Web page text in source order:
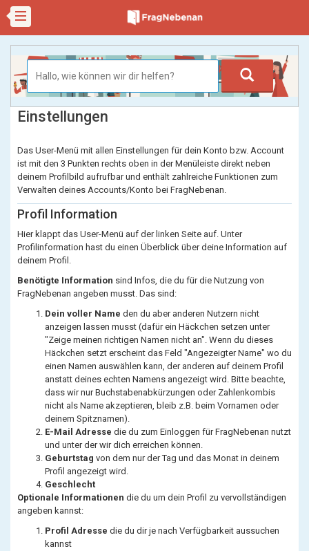
Einstellungen
Das User-Menü mit allen Einstellungen für dein Konto bzw. Account
ist mit den 3 Punkten rechts oben in der Menüleiste direkt neben
deinem Profilbild aufrufbar und enthält zahlreiche Funktionen zum
Verwalten deines Accounts/Konto bei FragNebenan.
Profil Information
Hier klappt das User-Menü auf der linken Seite auf. Unter
Profilinformation hast du einen Überblick über deine Information auf
deinem Profil.
Benötigte Information sind Infos, die du für die Nutzung von
FragNebenan angeben musst. Das sind:
Dein voller Name den du aber anderen Nutzern nicht
anzeigen lassen musst (dafür ein Häckchen setzen unter
"Zeige meinen richtigen Namen nicht an". Wenn du dieses
Häckchen setzt erscheint das Feld "Angezeigter Name" wo du
einen Namen auswählen kann, der anderen auf deinem Profil
anstatt deines echten Namens angezeigt wird. Bitte beachte,
dass wir nur Buchstabenabkürzungen oder Zahlenkombis
nicht als Name akzeptieren, bleib z.B. beim Vornamen oder
deinem Spitznamen).
E-Mail Adresse die du zum Einloggen für FragNebenan nutzt
und unter der wir dich erreichen können.
Geburtstag von dem nur der Tag und das Monat in deinem
Profil angezeigt wird.
Geschlecht
Optionale Informationen die du um dein Profil zu vervollständigen
angeben kannst:
Profil Adresse die du dir je nach Verfügbarkeit aussuchen
kannst